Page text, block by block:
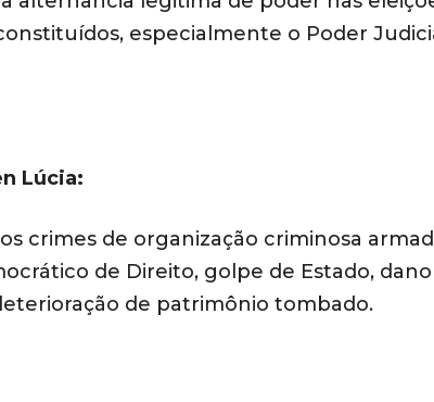
especialmente o Poder
Lúcia:
crimes de organização criminosa
de Direito, golpe de Estado, dano
de patrimônio tombado.